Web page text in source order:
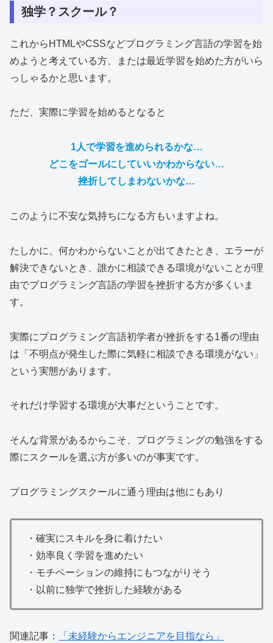
独学？スクール？
これからHTMLやCSSなどプログラミング言語の学習を始
めようと考えている方、または最近学習を始めた方がいら
っしゃるかと思います。
ただ、実際に学習を始めるとなると
1人で学習を進められるかな…
どこをゴールにしていいかわからない…
挫折してしまわないかな…
このように不安な気持ちになる方もいますよね。
たしかに、何かわからないことが出てきたとき、エラーが
解決できないとき、誰かに相談できる環境がないことが理
由でプログラミング言語の学習を挫折する方が多くいま
す。
実際にプログラミング言語初学者が挫折をする1番の理由
は「不明点が発生した際に気軽に相談できる環境がない」
という実態があります。
それだけ学習する環境が大事だということです。
そんな背景があるからこそ、プログラミングの勉強をする
際にスクールを選ぶ方が多いのが事実です。
プログラミングスクールに通う理由は他にもあり
・確実にスキルを身に着けたい
・効率良く学習を進めたい
・モチベーションの維持にもつながりそう
・以前に独学で挫折した経験がある
関連記事： 「未経験からエンジニアを目指なら」